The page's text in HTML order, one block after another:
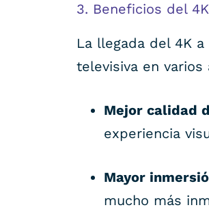
3. Beneficios del
La llegada del 4K
televisiva en varios
Mejor calidad
experiencia
Mayor
mucho más